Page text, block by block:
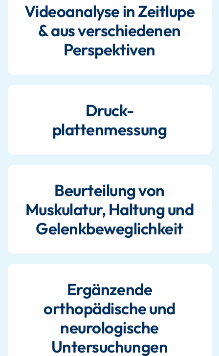
Videoanalyse in Zeitlupe
& aus verschiedenen
Perspektiven
Druck-
plattenmessung
Beurteilung von
Muskulatur, Haltung und
Gelenkbeweglichkeit
Ergänzende
orthopädische und
neurologische
Untersuchungen